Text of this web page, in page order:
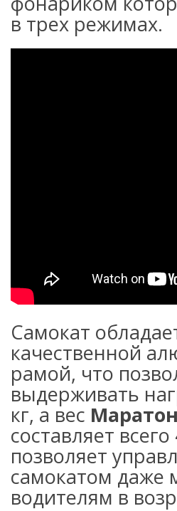
в трех режимах.
Самокат
качественной
рамой, что
выдерживать
кг, а вес
составляет всего
позволяет
самокатом даже
водителям в